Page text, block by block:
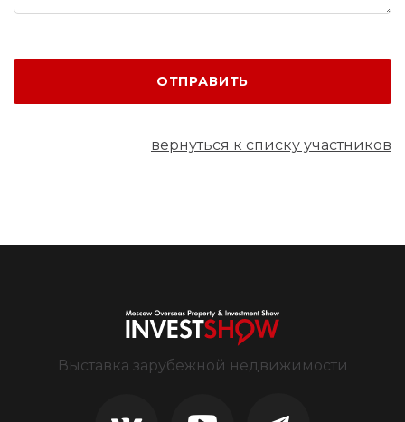
ОТПРАВИТЬ
вернуться к списку участников
Выставка зарубежной недвижимости